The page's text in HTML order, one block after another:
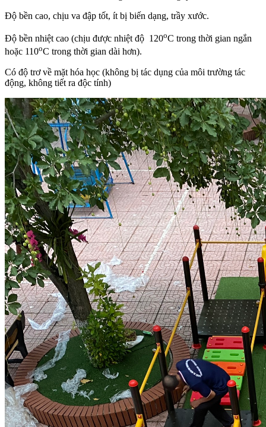
Độ bền cao, chịu va đập tốt, ít bị biến dạng, trầy xước.
Độ bền nhiệt cao (chịu được nhiệt độ 120oC trong thời gian ngắn
hoặc 110oC trong thời gian dài hơn).
Có độ trơ về mặt hóa học (không bị tác dụng của môi trường tác
động, không tiết ra độc tính)